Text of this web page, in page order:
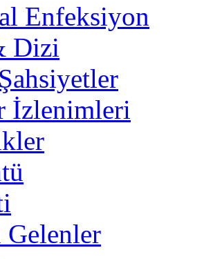
Enfeksiyon
Dizi
İzlenimleri
Gelenler